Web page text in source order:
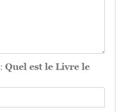
Quel est le Livre le